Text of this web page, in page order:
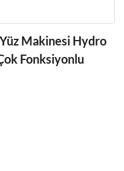
Yüz Makinesi Hydro
Fonksiyonlu